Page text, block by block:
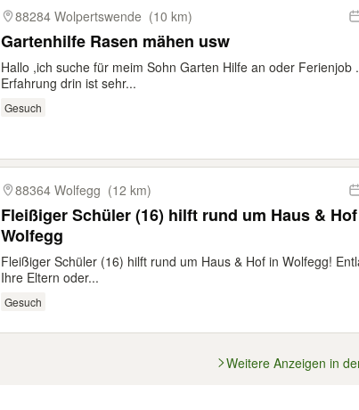
88284 Wolpertswende (10 km)
Gartenhilfe Rasen mähen usw
Hallo ,ich suche für meim Sohn Garten Hilfe an oder Ferienjob
Erfahrung drin ist sehr...
Gesuch
88364 Wolfegg (12 km)
Fleißiger Schüler (16) hilft rund um Haus &
Wolfegg
Fleißiger Schüler (16) hilft rund um Haus & Hof in Wolfegg!
Ihre Eltern oder...
Gesuch
Weitere Anzeigen in